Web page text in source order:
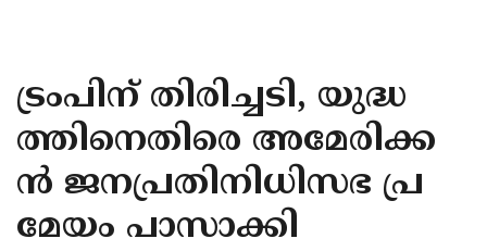
KANNUR
KASARAGOD
ട്രംപിന് തിരിച്ചടി, യുദ്ധ
ത്തിനെതിരെ അമേരിക്ക
ന്‍ ജനപ്രതിനിധിസഭ പ്ര
മേയം പാസാക്കി